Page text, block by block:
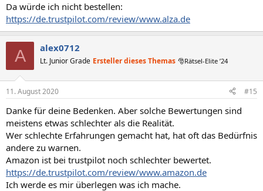
Da würde ich nicht bestellen:
https://de.trustpilot.com/review/www.alza.de
A alex0712
Lt. Junior Grade Ersteller dieses Themas 🎅Rätsel-Elite ’24
11. August 2020 #15
Danke für deine Bedenken. Aber solche Bewertungen sind
meistens etwas schlechter als die Realität.
Wer schlechte Erfahrungen gemacht hat, hat oft das Bedürfnis
andere zu warnen.
Amazon ist bei trustpilot noch schlechter bewertet.
https://de.trustpilot.com/review/www.amazon.de
Ich werde es mir überlegen was ich mache.